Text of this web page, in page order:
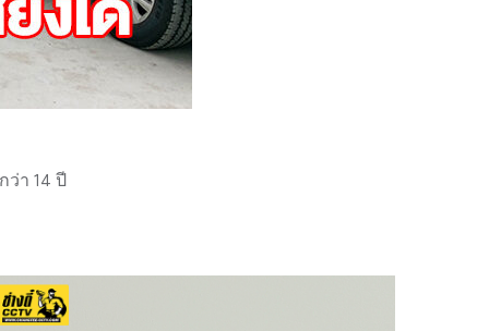
า 14 ปี